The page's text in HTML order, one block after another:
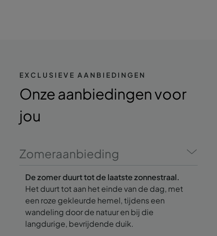
EXCLUSIEVE AANBIEDINGEN
Onze aanbiedingenvoor
jou
Zomeraanbieding
De zomer duurt tot de laatste zonnestraal.
Het duurt tot aan het einde van de dag, met
een roze gekleurde hemel, tijdens een
wandeling door de natuur en bij die
langdurige, bevrijdende duik.